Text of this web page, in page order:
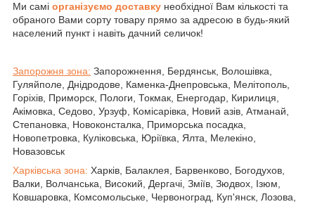
Ми самі організуємо доставку необхідної Вам кількості та
обраного Вами сорту товару прямо за адресою в будь-який
населений пункт і навіть дачний селичок!
Запорожня зона: Запорожнення, Бердянськ, Волошівка,
Гуляйполе, Днідродове, Каменка-Днепровська, Мелітополь,
Горіхів, Приморск, Пологи, Токмак, Енергодар, Кирилиця,
Акімовка, Седово, Урзуф, Комісарівка, Новий азів, Атманай,
Степановка, Новоконсталка, Приморська посадка,
Новопетровка, Куліковська, Юріївка, Ялта, Мелекіно,
Новазовськ
Харківська зона: Харків, Балаклея, Барвенково, Богодухов,
Валки, Волчанська, Високий, Дергачі, Зміїв, Зюдвох, Ізюм,
Ковшаровка, Комсомольське, Червоноград, Куп'янск, Лозова,